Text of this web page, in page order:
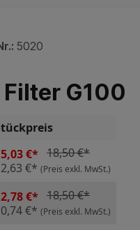
5020
G100
€* 18,50 €*
€* (Preis exkl. MwSt.)
€* 18,50 €*
€* (Preis exkl. MwSt.)